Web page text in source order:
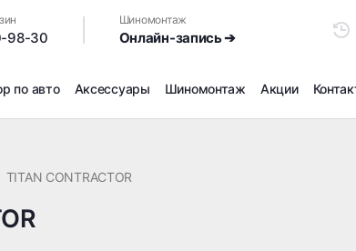
98-30
Шиномонтаж
Онлайн-запись ➔
по авто Аксессуары Шиномонтаж Акции
TITAN CONTRACTOR